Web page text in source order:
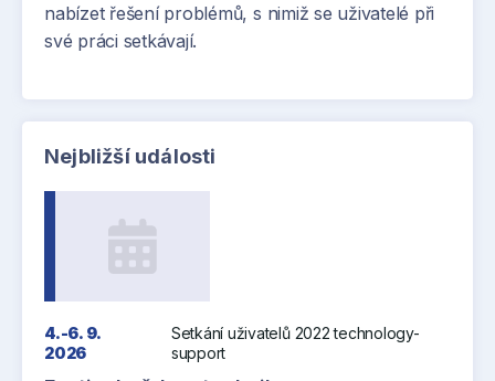
nabízet řešení problémů, s nimiž se uživatelé při
své práci setkávají.
Nejbližší události
4.-6. 9.
2026
Setkání uživatelů 2022 technology-
support